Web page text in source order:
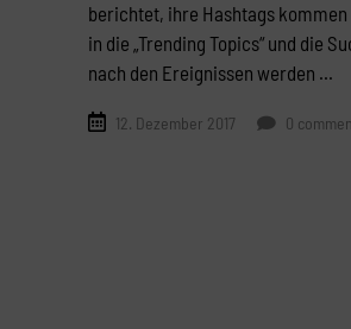
berichtet, ihre Hashtags
in die „Trending Topics“ und die
nach den Ereignissen werden
12. Dezember 2017 0